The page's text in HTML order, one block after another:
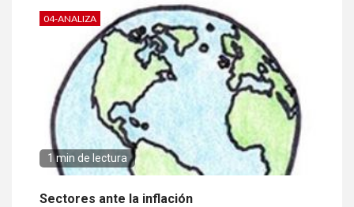
04-ANALIZA
1 min de lectura
Sectores ante la inflación